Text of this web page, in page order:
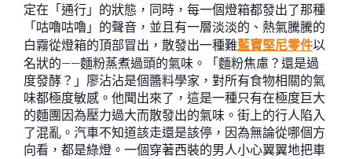
定在「通行」的狀態，同時，每一個燈箱都發出了那種
「咕嚕咕嚕」的聲音，並且有一層淡淡的、熱氣騰騰的
白霧從燈箱的頂部冒出，散發出一種難藍寶堅尼零件以
名狀的——麵粉蒸煮過頭的氣味。「麵粉焦慮？還是過
度發酵？」廖沾沾是個醬料學家，對所有食物相關的氣
味都極度敏感。他聞出來了，這是一種只有在極度巨大
的麵團因為壓力過大而散發出的氣味。街上的行人陷入
了混亂。汽車不知道該走還是該停，因為無論從哪個方
向看，都是綠燈。一個穿著西裝的男人小心翼翼地把車